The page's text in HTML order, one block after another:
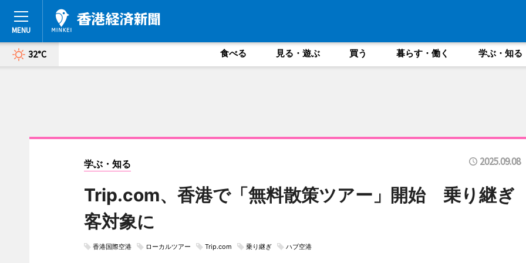
32°C 食べる 見る・遊ぶ 買う 暮らす・働く 学ぶ・知る
学ぶ・知る 2025.09.08
Trip.com、香港で「無料散策ツアー」開始 乗り継ぎ
客対象に
香港国際空港 ローカルツアー Trip.com 乗り継ぎ ハブ空港